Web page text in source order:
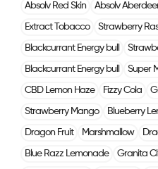
Absolv Red Skin Absolv
Extract Tobacco Strawberry
Blackcurrant Energy bull
Blackcurrant Energy bull Super
CBD Lemon Haze Fizzy Cola
Strawberry Mango Blueberry
Dragon Fruit Marshmallow
Blue Razz Lemonade Granita